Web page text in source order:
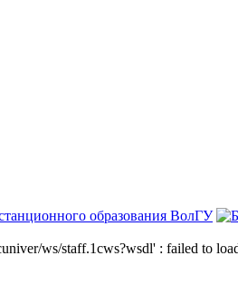
образования ВолГУ
ws/staff.1cws?wsdl' : failed to